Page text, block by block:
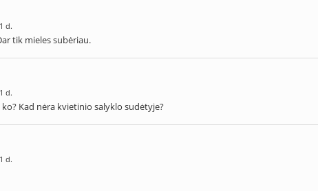
d.
tik mieles subėriau.
d.
Kad nėra kvietinio salyklo sudėtyje?
d.